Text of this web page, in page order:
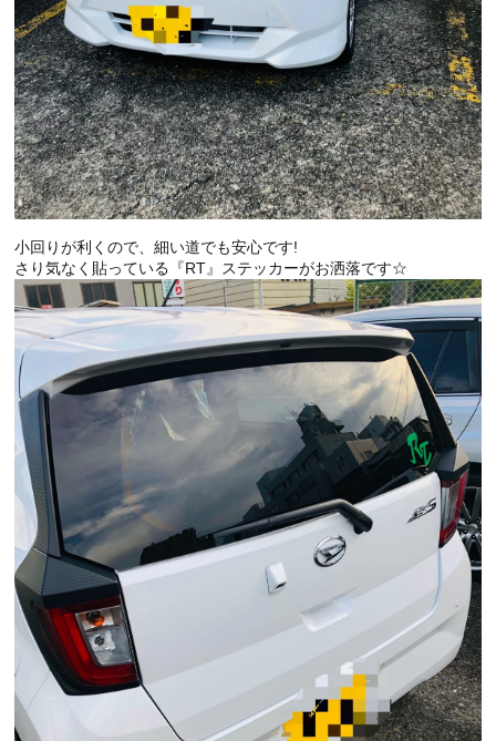
小回りが利くので、細い道でも安心です!
さり気なく貼っている『RT』ステッカーがお洒落です☆